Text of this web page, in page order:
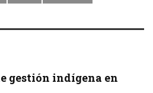
gestión indígena en